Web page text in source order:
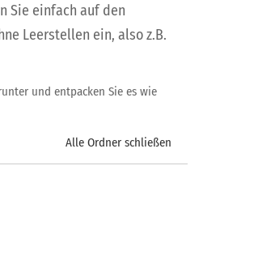
Sie einfach auf den
Leerstellen ein, also z.B.
und entpacken Sie es wie
Alle Ordner schließen